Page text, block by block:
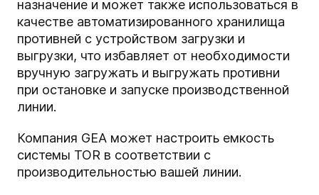
назначение и может также использоваться в
качестве автоматизированного хранилища
противней с устройством загрузки и
выгрузки, что избавляет от необходимости
вручную загружать и выгружать противни
при остановке и запуске производственной
линии.
Компания GEA может настроить емкость
системы TOR в соответствии с
производительностью вашей линии.